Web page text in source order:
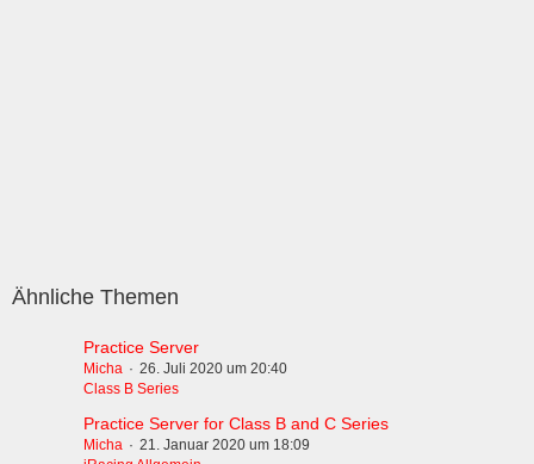
Ähnliche Themen
Practice Server
Micha
26. Juli 2020 um 20:40
Class B Series
Practice Server for Class B and C Series
Micha
21. Januar 2020 um 18:09